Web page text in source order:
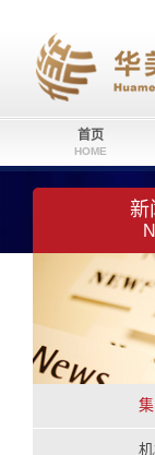
首页
HOME
新